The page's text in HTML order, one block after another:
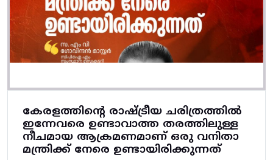
കേരളത്തിൻ്റെ രാഷ്ട്രീയ ചരിത്രത്തിൽ
ഇന്നേവരെ ഉണ്ടാവാത്ത തരത്തിലുള്ള
നീചമായ ആക്രമണമാണ് ഒരു വനിതാ
മന്ത്രിക്ക് നേരെ ഉണ്ടായിരിക്കുന്നത്